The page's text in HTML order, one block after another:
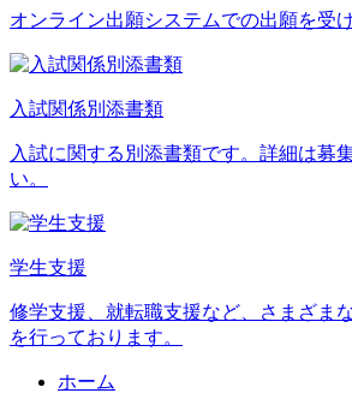
オンライン出願システムでの出願を受
入試関係別添書類
入試に関する別添書類です。詳細は募
い。
学生支援
修学支援、就転職支援など、さまざま
を行っております。
ホーム